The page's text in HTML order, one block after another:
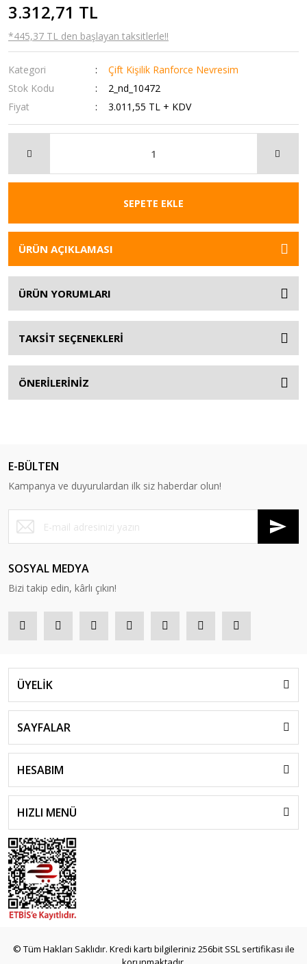
3.312,71 TL
*445,37 TL den başlayan taksitlerle!!
Kategori
Çift Kişilik Ranforce Nevresim
Stok Kodu
2_nd_10472
Fiyat
3.011,55 TL + KDV
SEPETE EKLE
ÜRÜN AÇIKLAMASI
ÜRÜN YORUMLARI
TAKSİT SEÇENEKLERİ
ÖNERİLERİNİZ
E-BÜLTEN
Kampanya ve duyurulardan ilk siz haberdar olun!
SOSYAL MEDYA
Bizi takip edin, kârlı çıkın!
ÜYELİK
SAYFALAR
HESABIM
HIZLI MENÜ
© Tüm Hakları Saklıdır. Kredi kartı bilgileriniz 256bit SSL sertifikası ile